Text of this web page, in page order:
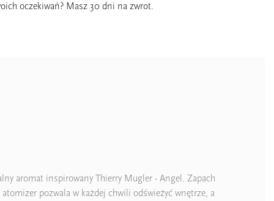
oczekiwań? Masz 30 dni na zwrot.
aromat inspirowany Thierry Mugler - Angel. Zapach
pozwala w każdej chwili odświeżyć wnętrze, a